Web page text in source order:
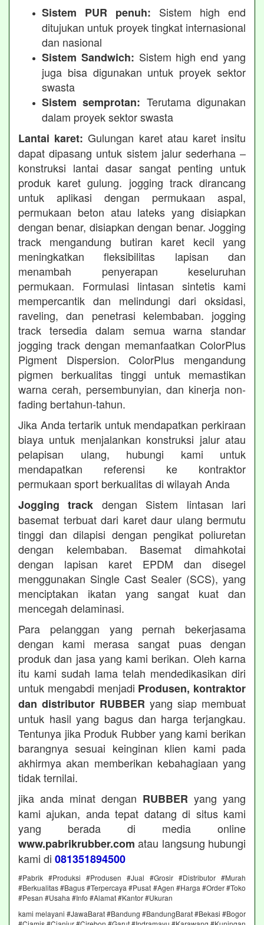
Sistem PUR penuh: Sistem high end
ditujukan untuk proyek tingkat internasional
dan nasional
Sistem Sandwich: Sistem high end yang
juga bisa digunakan untuk proyek sektor
swasta
Sistem semprotan: Terutama digunakan
dalam proyek sektor swasta
Lantai karet: Gulungan karet atau karet insitu
dapat dipasang untuk sistem jalur sederhana –
konstruksi lantai dasar sangat penting untuk
produk karet gulung. jogging track dirancang
untuk aplikasi dengan permukaan aspal,
permukaan beton atau lateks yang disiapkan
dengan benar, disiapkan dengan benar. Jogging
track mengandung butiran karet kecil yang
meningkatkan fleksibilitas lapisan dan
menambah penyerapan keseluruhan
permukaan. Formulasi lintasan sintetis kami
mempercantik dan melindungi dari oksidasi,
raveling, dan penetrasi kelembaban. jogging
track tersedia dalam semua warna standar
jogging track dengan memanfaatkan ColorPlus
Pigment Dispersion. ColorPlus mengandung
pigmen berkualitas tinggi untuk memastikan
warna cerah, persembunyian, dan kinerja non-
fading bertahun-tahun.
Jika Anda tertarik untuk mendapatkan perkiraan
biaya untuk menjalankan konstruksi jalur atau
pelapisan ulang, hubungi kami untuk
mendapatkan referensi ke kontraktor
permukaan sport berkualitas di wilayah Anda
Jogging track dengan Sistem lintasan lari
basemat terbuat dari karet daur ulang bermutu
tinggi dan dilapisi dengan pengikat poliuretan
dengan kelembaban. Basemat dimahkotai
dengan lapisan karet EPDM dan disegel
menggunakan Single Cast Sealer (SCS), yang
menciptakan ikatan yang sangat kuat dan
mencegah delaminasi.
Para pelanggan yang pernah bekerjasama
dengan kami merasa sangat puas dengan
produk dan jasa yang kami berikan. Oleh karna
itu kami sudah lama telah mendedikasikan diri
untuk mengabdi menjadi Produsen, kontraktor
dan distributor RUBBER yang siap membuat
untuk hasil yang bagus dan harga terjangkau.
Tentunya jika Produk Rubber yang kami berikan
barangnya sesuai keinginan klien kami pada
akhirmya akan memberikan kebahagiaan yang
tidak ternilai.
jika anda minat dengan RUBBER yang yang
kami ajukan, anda tepat datang di situs kami
yang berada di media online
www.pabrikrubber.com atau langsung hubungi
kami di 081351894500
#Pabrik #Produksi #Produsen #Jual #Grosir #Distributor #Murah
#Berkualitas #Bagus #Terpercaya #Pusat #Agen #Harga #Order #Toko
#Pesan #Usaha #Info #Alamat #Kantor #Ukuran
kami melayani #JawaBarat #Bandung #BandungBarat #Bekasi #Bogor